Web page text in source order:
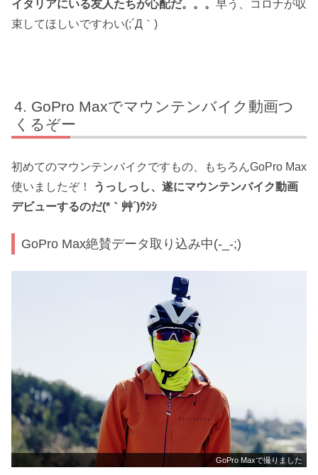
イタリアにいる友人たちが心配だ。。。 早う、コロナが収
束してほしいですわい(;´Д｀)
GoPro Maxでマウンテンバイク動画つ
くるぞー
初めてのマウンテンバイクですもの、もちろんGoPro Max
使いましたぞ！
うっしっし、遂にマウンテンバイク動画
デビューするのだ(*｀艸´)ｳｼｼ
GoPro Max絶賛データ取り込み中(-_-;)
GoPro Maxで撮りました